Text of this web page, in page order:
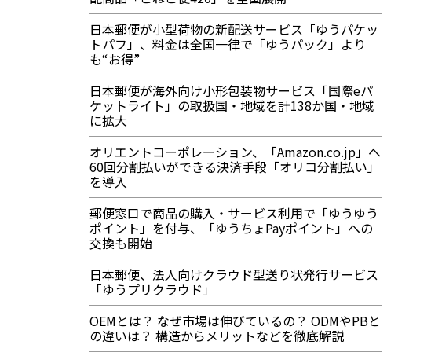
日本郵便が小型荷物の新配送サービス「ゆうパケッ
トパフ」、料金は全国一律で「ゆうパック」より
も“お得”
日本郵便が海外向け小形包装物サービス「国際eパ
ケットライト」の取扱国・地域を計138か国・地域
に拡大
オリエントコーポレーション、「Amazon.co.jp」へ
60回分割払いができる決済手段「オリコ分割払い」
を導入
郵便窓口で商品の購入・サービス利用で「ゆうゆう
ポイント」を付与、「ゆうちょPayポイント」への
交換も開始
日本郵便、法人向けクラウド型送り状発行サービス
「ゆうプリクラウド」
OEMとは？ なぜ市場は伸びているの？ ODMやPBと
の違いは？ 構造からメリットなどを徹底解説